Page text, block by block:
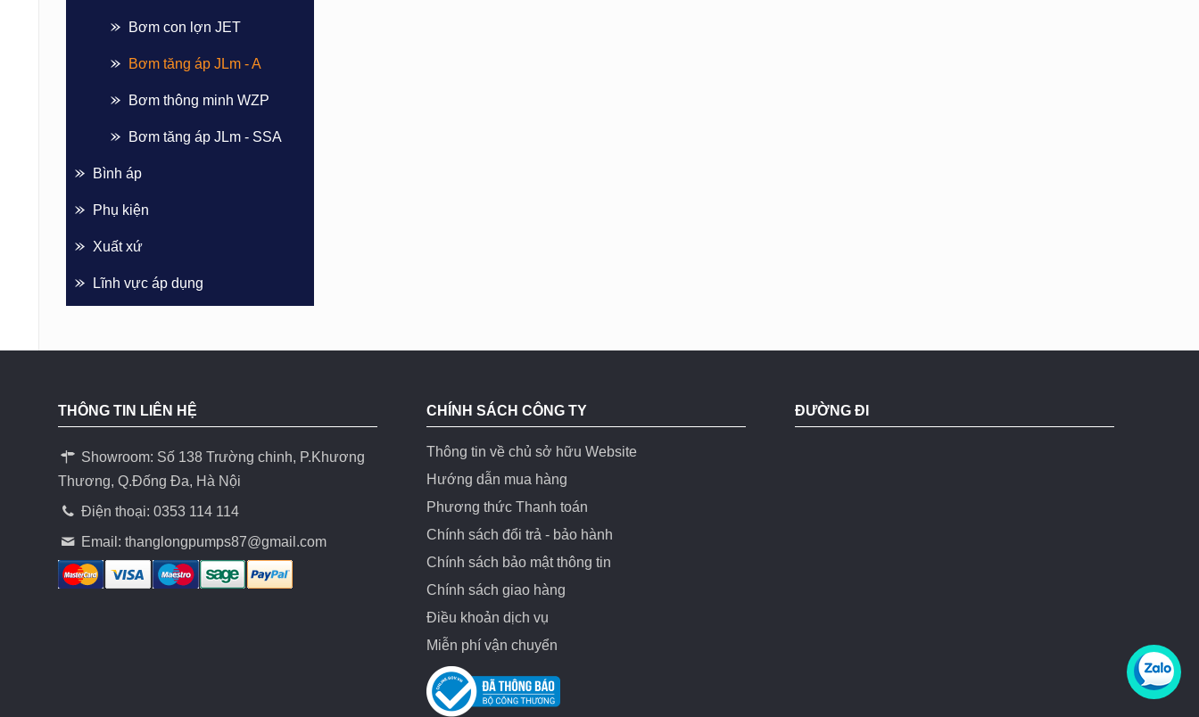
Bơm con lợn JET
Bơm tăng áp JLm - A
Bơm thông minh WZP
Bơm tăng áp JLm - SSA
Bình áp
Phụ kiện
Xuất xứ
Lĩnh vực áp dụng
THÔNG TIN LIÊN HỆ
Showroom: Số 138 Trường chinh, P.Khương
Thương, Q.Đống Đa, Hà Nội
Điện thoại: 0353 114 114
Email:thanglongpumps87@gmail.com
CHÍNH SÁCH CÔNG TY
Thông tin về chủ sở hữu Website
Hướng dẫn mua hàng
Phương thức Thanh toán
Chính sách đổi trả - bảo hành
Chính sách bảo mật thông tin
Chính sách giao hàng
Điều khoản dịch vụ
Miễn phí vận chuyển
ĐƯỜNG ĐI